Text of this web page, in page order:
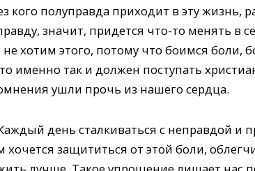
кого полуправда приходит в эту жизнь,
значит, придется что-то менять в
хотим этого, потому что боимся боли,
именно так и должен поступать
ушли прочь из нашего сердца.
день сталкиваться с неправдой и
защититься от этой боли,